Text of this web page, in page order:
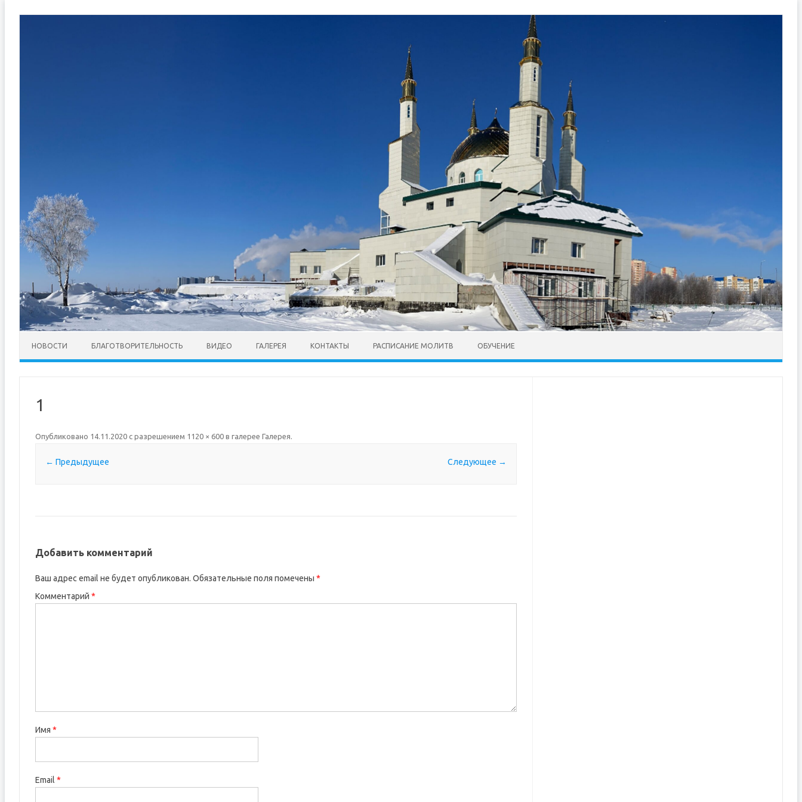
Перейти
НОВОСТИ БЛАГОТВОРИТЕЛЬНОСТЬ ВИДЕО ГАЛЕРЕЯ КОНТАКТЫ РАСПИСАНИЕ МОЛИТВ ОБУЧЕНИЕ
1
Опубликовано 14.11.2020с разрешением 1120 × 600в галерее Галерея
← Предыдущее Следующее →
Добавить комментарий
Ваш адрес email не будет опубликован. Обязательные поля помечены *
Комментарий *
Имя *
Email *